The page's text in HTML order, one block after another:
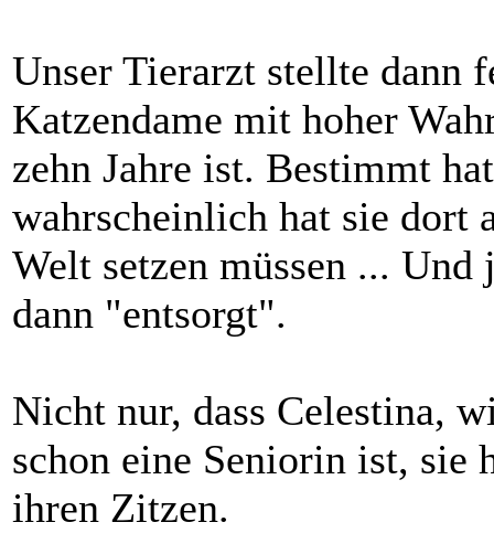
Unser Tierarzt stellte dann
Katzendame mit hoher
zehn Jahre ist. Bestimmt
wahrscheinlich hat sie dort
Welt setzen müssen ...
dann "entsorgt".
Nicht nur, dass Celestina,
schon eine Seniorin ist, sie
ihren Zitzen.